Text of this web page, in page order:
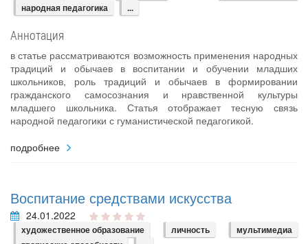
народная педагогика
...
Аннотация
в статье рассматриваются возможность применения народных
традиций и обычаев в воспитании и обучении младших
школьников, роль традиций и обычаев в формировании
гражданского самосознания и нравственной культуры
младшего школьника. Статья отображает тесную связь
народной педагогики с гуманистической педагогикой.
подробнее
Воспитание средствами искусства
24.01.2022
художественное образование личность
мультимедиа